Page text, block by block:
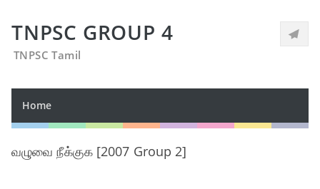
TNPSC GROUP 4
TNPSC Tamil
Home
வழுவை நீக்குக [2007 Group 2]